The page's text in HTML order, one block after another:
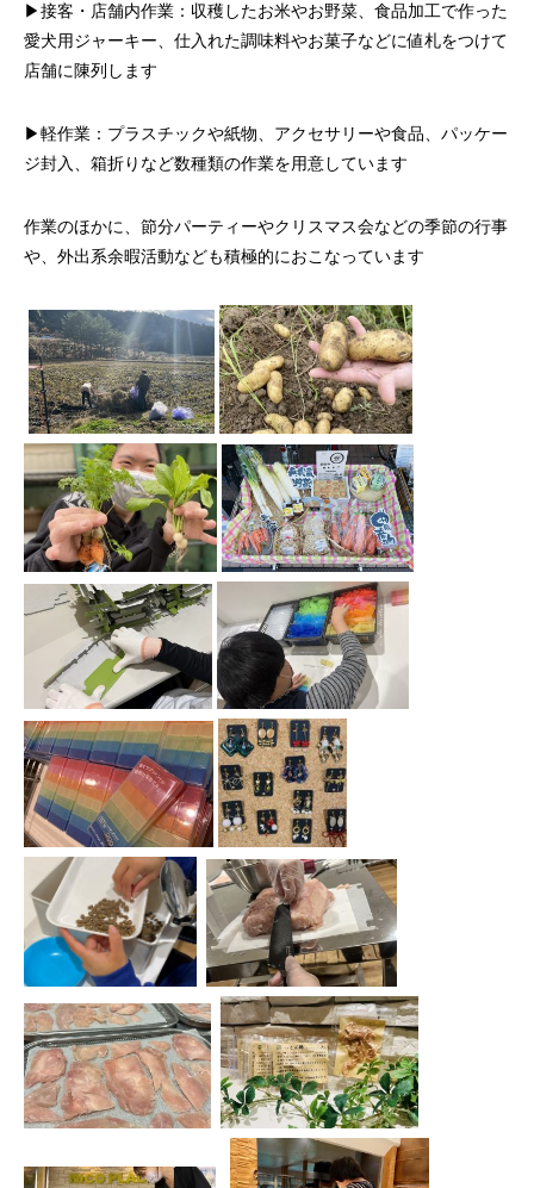
▶接客・店舗内作業：収穫したお米やお野菜、食品加工で作った
愛犬用ジャーキー、仕入れた調味料やお菓子などに値札をつけて
店舗に陳列します
▶軽作業：プラスチックや紙物、アクセサリーや食品、パッケー
ジ封入、箱折りなど数種類の作業を用意しています
作業のほかに、節分パーティーやクリスマス会などの季節の行事
や、外出系余暇活動なども積極的におこなっています